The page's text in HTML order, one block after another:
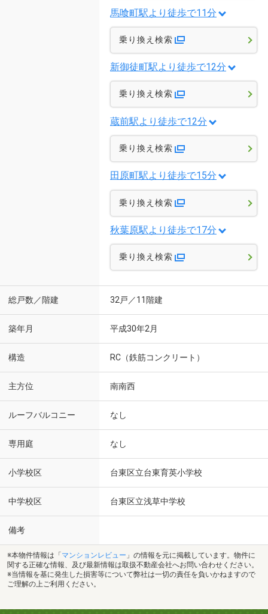
馬喰町駅より徒歩で11分
乗り換え検索
新御徒町駅より徒歩で12分
乗り換え検索
蔵前駅より徒歩で12分
乗り換え検索
田原町駅より徒歩で15分
乗り換え検索
秋葉原駅より徒歩で17分
乗り換え検索
総戸数／階建 32戸／11階建
築年月 平成30年2月
構造 RC（鉄筋コンクリート）
主方位 南南西
ルーフバルコニー なし
専用庭 なし
小学校区 台東区立台東育英小学校
中学校区 台東区立浅草中学校
備考
※本物件情報は「 マンションレビュー 」の情報を元に掲載しています。物件に
関する正確な情報、及び最新情報は取扱不動産会社へお問い合わせください。
※当情報を基に発生した損害等について弊社は一切の責任を負いかねますので
ご理解の上ご利用ください。